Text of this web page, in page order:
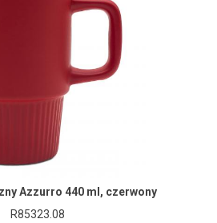
Azzurro 440 ml, czerwony
R85323.08